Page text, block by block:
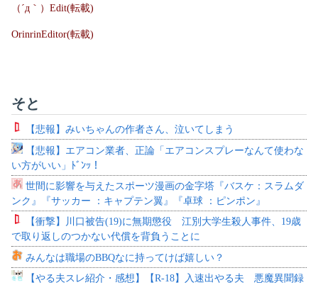
（´д｀）Edit(転載)
OrinrinEditor(転載)
そと
【悲報】みいちゃんの作者さん、泣いてしまう
【悲報】エアコン業者、正論「エアコンスプレーなんて使わな
い方がいい」ﾄﾞﾝｯ！
世間に影響を与えたスポーツ漫画の金字塔『バスケ：スラムダ
ンク』『サッカー ：キャプテン翼』『卓球 ：ピンポン』
【衝撃】川口被告(19)に無期懲役 江別大学生殺人事件、19歳
で取り返しのつかない代償を背負うことに
みんなは職場のBBQなに持ってけば嬉しい？
【やる夫スレ紹介・感想】【R-18】入速出やる夫 悪魔異聞録